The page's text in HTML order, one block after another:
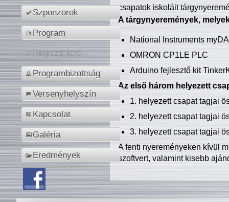
Szponzorok
Program
Regisztráció
Programbizottság
Versenyhelyszín
Kapcsolat
Galéria
Eredmények
csapatok iskoláit
A tárgynyeremények,
National Instruments
OMRON CP1LE PLC
Arduino fejlesztő kit
Az első három helyezett
1. helyezett csapat tagjai
2. helyezett csapat tagjai
3. helyezett csapat tagjai
A fenti nyereményeken kívül
szoftvert, valamint kisebb